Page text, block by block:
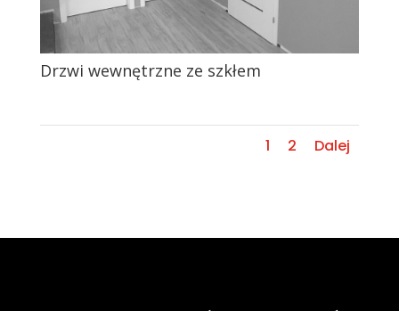
Drzwi wewnętrzne ze szkłem
1 2 Dalej